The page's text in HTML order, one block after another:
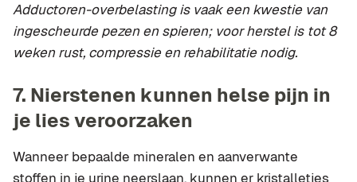
Adductoren-overbelasting is vaak een kwestie van
ingescheurde pezen en spieren; voor herstel is tot 8
weken rust, compressie en rehabilitatie nodig.
7. Nierstenen kunnen helse pijn in
je lies veroorzaken
Wanneer bepaalde mineralen en aanverwante
stoffen in je urine neerslaan, kunnen er kristalletjes